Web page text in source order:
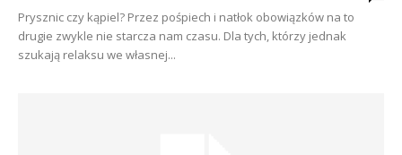
Prysznic czy kąpiel? Przez pośpiech i natłok obowiązków na to
drugie zwykle nie starcza nam czasu. Dla tych, którzy jednak
szukają relaksu we własnej...